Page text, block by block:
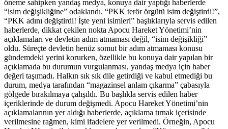
öneme sahipken yandaş medya, konuya dair yaptığı haberlerde
“isim değişikliğine” odaklandı. “PKK terör örgütü isim değiştirdi!”,
“PKK adını değiştirdi! İşte yeni isimleri” başlıklarıyla servis edilen
haberlerde, dikkat çekilen nokta Apocu Hareket Yönetimi’nin
açıklamaları ve devletin adım atmaması değil, “isim değişikliği”
oldu. Süreçte devletin henüz somut bir adım atmaması konusu
gündemdeki yerini korurken, özellikle bu konuya dair yapılan bir
açıklamada bu durumun vurgulanması, yandaş medya için haber
değeri taşımadı. Halkın sık sık dile getirdiği ve kabul etmediği bu
durum, medya tarafından “magazinsel anlam çıkarma” çabasıyla
gölgede bırakılmaya çalışıldı. Bu başlıkla servis edilen haber
içeriklerinde de durum değişmedi. Apocu Hareket Yönetimi’nin
açıklamalarının yer aldığı haberlerde, açıklama tırnak içerisinde
verilmesine rağmen, kimi ifadelere yer verilmedi. Örneğin, Apocu